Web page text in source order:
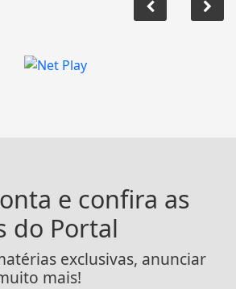
e confira as
do Portal
exclusivas, anunciar
mais!